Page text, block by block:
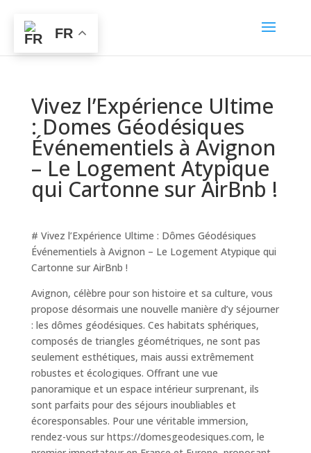
Vivez l’Expérience Ultime
: Domes Géodésiques
Événementiels à Avignon
– Le Logement Atypique
qui Cartonne sur AirBnb !
# Vivez l’Expérience Ultime : Dômes Géodésiques
Événementiels à Avignon – Le Logement Atypique qui
Cartonne sur AirBnb !
Avignon, célèbre pour son histoire et sa culture, vous
propose désormais une nouvelle manière d’y séjourner
: les dômes géodésiques. Ces habitats sphériques,
composés de triangles géométriques, ne sont pas
seulement esthétiques, mais aussi extrêmement
robustes et écologiques. Offrant une vue
panoramique et un espace intérieur surprenant, ils
sont parfaits pour des séjours inoubliables et
écoresponsables. Pour une véritable immersion,
rendez-vous sur https://domesgeodesiques.com, le
FR